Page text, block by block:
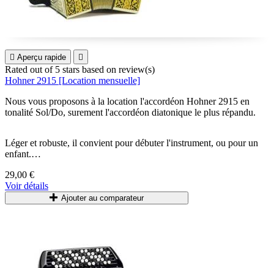
 Aperçu rapide 
Rated out of 5 stars based on review(s)
Hohner 2915 [Location mensuelle]
Nous vous proposons à la location l'accordéon Hohner 2915 en
tonalité Sol/Do, surement l'accordéon diatonique le plus répandu.
Léger et robuste, il convient pour débuter l'instrument, ou pour un
enfant.
Accordéons accordés et entretenus régulièrement.
Livré avec bretelles et housse.
29,00 €
Voir détails
Ajouter au comparateur